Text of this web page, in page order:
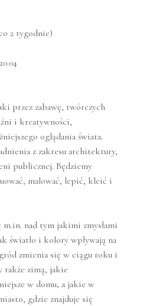
2 tygodnie)
przez zabawę, twórczych
i kreatywności,
oglądania świata.
z zakresu architektury,
publicznej. Będziemy
malować, lepić, kleić i
nad tym jakimi zmysłami
światło i kolory wpływają na
zmienia się w ciągu roku i
także zimą, jakie
w domu, a jakie w
gdzie znajduje się